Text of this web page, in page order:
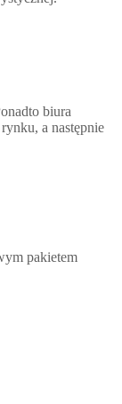
biura
a następnie
pakietem